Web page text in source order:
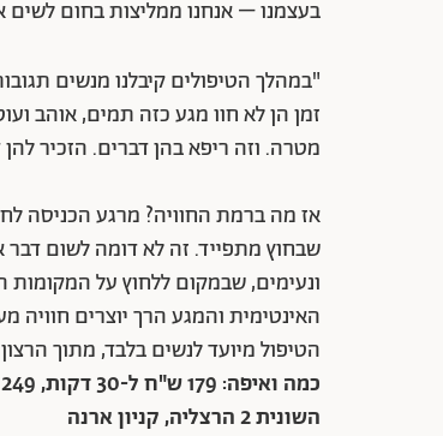
בעצמנו – אנחנו ממליצות בחום לשים
"במהלך הטיפולים קיבלנו מנשים
זמן הן לא חוו מגע כזה תמים, אוהב
מטרה. וזה ריפא בהן דברים. הזכיר
אז מה ברמת החוויה? מרגע הכניסה
שבחוץ מתפייד. זה לא דומה לשום דבר
ונעימים, שבמקום ללחוץ על המקומות
האינטימית והמגע הרך יוצרים
הטיפול מיועד לנשים בלבד, מתוך
השונית 2 הרצליה, קניון ארנה